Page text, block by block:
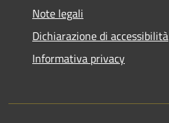
Note legali
Dichiarazione di accessibilità
Informativa privacy